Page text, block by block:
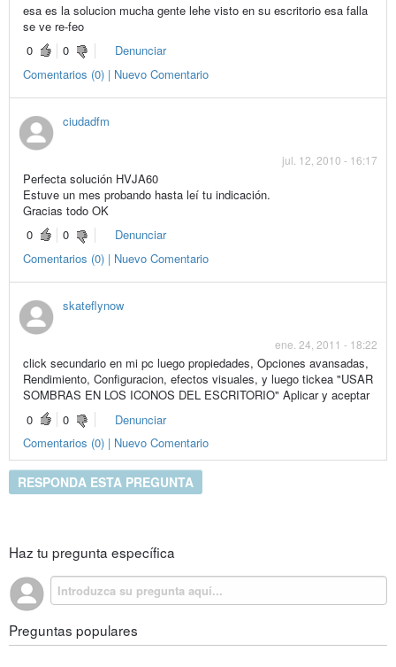
esa es la solucion mucha gente lehe visto en su escritorio esa falla
se ve re-feo
0
0
Denunciar
Comentarios (0) | Nuevo Comentario
ciudadfm
jul. 12, 2010 - 16:17
Perfecta solución HVJA60
Estuve un mes probando hasta leí tu indicación.
Gracias todo OK
0
0
Denunciar
Comentarios (0) | Nuevo Comentario
skateflynow
ene. 24, 2011 - 18:22
click secundario en mi pc luego propiedades, Opciones avansadas,
Rendimiento, Configuracion, efectos visuales, y luego tickea "USAR
SOMBRAS EN LOS ICONOS DEL ESCRITORIO" Aplicar y aceptar
0
0
Denunciar
Comentarios (0) | Nuevo Comentario
RESPONDA ESTA PREGUNTA
Haz tu pregunta específica
Preguntas populares